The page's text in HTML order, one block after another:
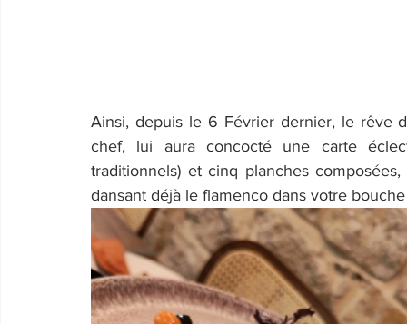
Ainsi, depuis le 6 Février dernier, le rêve
chef, lui aura concocté une carte
traditionnels) et cinq planches
dansant déjà le flamenco dans votre bouche